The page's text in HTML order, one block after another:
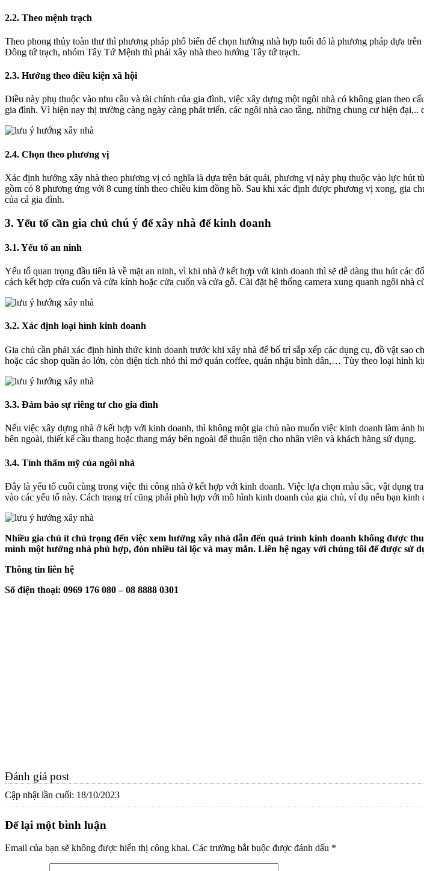
2.2. Theo mệnh trạch
Theo phong thủy toàn thư thì phương pháp phổ biến để chọn hướng nhà hợp tuổi đó là phương pháp dựa
Đông tứ trạch, nhóm Tây Tứ Mệnh thì phải xây nhà theo hướng Tây tứ trạch.
2.3. Hướng theo điều kiện xã hội
Điều này phụ thuộc vào nhu cầu và tài chính của gia đình, việc xây dựng một ngôi nhà có không gian theo
gia đình. Vì hiện nay thị trường càng ngày càng phát triển, các ngôi nhà cao tầng, những chung cư hiện
2.4. Chọn theo phương vị
Xác định hướng xây nhà theo phương vị có nghĩa là dựa trên bát quái, phương vị này phụ thuộc vào lực hút
gồm có 8 phương ứng với 8 cung tính theo chiều kim đồng hồ. Sau khi xác định được phương vị xong, gia
của cả gia đình.
3. Yếu tố cần gia chủ chú ý để xây nhà để kinh doanh
3.1. Yếu tố an ninh
Yếu tố quan trọng đầu tiên là về mặt an ninh, vì khi nhà ở kết hợp với kinh doanh thì sẽ dễ dàng thu hút các
cách kết hợp cửa cuốn và cửa kính hoặc cửa cuốn và cửa gỗ. Cài đặt hệ thống camera xung quanh ngôi
3.2. Xác định loại hình kinh doanh
Gia chủ cần phải xác định hình thức kinh doanh trước khi xây nhà để bố trí sắp xếp các dụng cụ, đồ vật
hoặc các shop quần áo lớn, còn diện tích nhỏ thì mở quán coffee, quán nhậu bình dân,… Tùy theo loại hình
3.3. Đảm bảo sự riêng tư cho gia đình
Nếu việc xây dựng nhà ở kết hợp với kinh doanh, thì không một gia chủ nào muốn việc kinh doanh làm ảnh
bên ngoài, thiết kế cầu thang hoặc thang máy bên ngoài để thuận tiện cho nhân viên và khách hàng sử dụng.
3.4. Tính thẩm mỹ của ngôi nhà
Đây là yếu tố cuối cùng trong việc thi công nhà ở kết hợp với kinh doanh. Việc lựa chọn màu sắc, vật dụng
vào các yếu tố này. Cách trang trí cũng phải phù hợp với mô hình kinh doanh của gia chủ, ví dụ nếu bạn
Nhiều gia chủ ít chú trọng đến việc xem hướng xây nhà dẫn đến quá trình kinh doanh không được
mình một hướng nhà phù hợp, đón nhiều tài lộc và may mắn. Liên hệ ngay với chúng tôi để được sử
Thông tin liên hệ
Số điện thoại: 0969 176 080 – 08 8888 0301
Đánh giá post
Cập nhật lần cuối: 18/10/2023
Để lại một bình luận
Email của bạn sẽ không được hiển thị công khai. Các trường bắt buộc được đánh dấu *